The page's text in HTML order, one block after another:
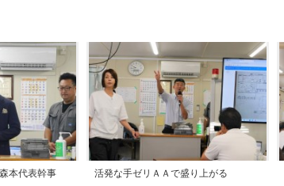
本代表幹事 活発な手ゼリＡＡで盛り上がる